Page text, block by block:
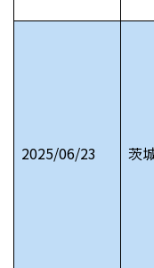
2025/06/23 茨